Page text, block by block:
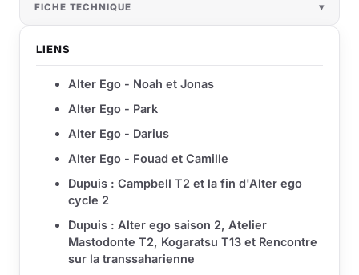
FICHE TECHNIQUE
LIENS
Alter Ego - Noah et Jonas
Alter Ego - Park
Alter Ego - Darius
Alter Ego - Fouad et Camille
Dupuis : Campbell T2 et la fin d'Alter ego
cycle 2
Dupuis : Alter ego saison 2, Atelier
Mastodonte T2, Kogaratsu T13 et Rencontre
sur la transsaharienne